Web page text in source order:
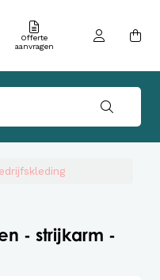
Offerte
aanvragen
- strijkarm -